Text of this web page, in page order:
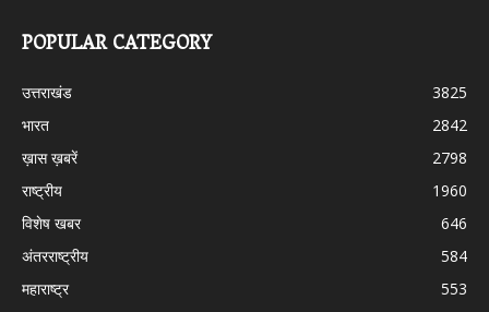
POPULAR CATEGORY
उत्तराखंड
3825
भारत
2842
ख़ास ख़बरें
2798
राष्ट्रीय
1960
विशेष खबर
646
अंतरराष्ट्रीय
584
महाराष्ट्र
553